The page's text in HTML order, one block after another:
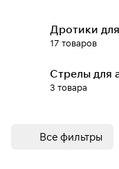
Дротики
17 товаров
Стрелы для
3 товара
Все фильтры
оплату
Сегодня